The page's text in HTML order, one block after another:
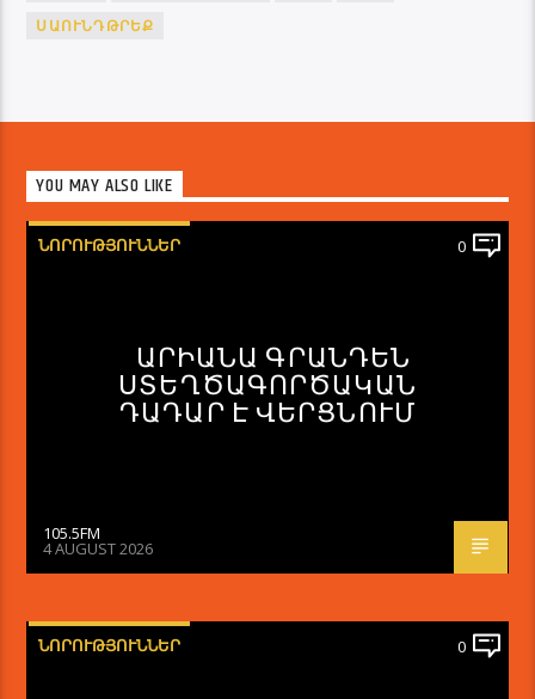
ՍԱՈՒՆԴԹՐԵՔ
YOU MAY ALSO LIKE
ՆՈՐՈՒԹՅՈՒՆՆԵՐ 0
ԱՐԻԱՆԱ ԳՐԱՆԴԵՆ
ՍՏԵՂԾԱԳՈՐԾԱԿԱՆ
ԴԱԴԱՐ Է ՎԵՐՑՆՈՒՄ
105.5FM
4 AUGUST 2026
ՆՈՐՈՒԹՅՈՒՆՆԵՐ 0